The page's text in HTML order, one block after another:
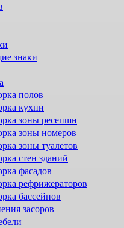
знаки
полов
кухни
зоны ресепшн
зоны номеров
зоны туалетов
стен зданий
фасадов
рефрижераторов
бассейнов
засоров